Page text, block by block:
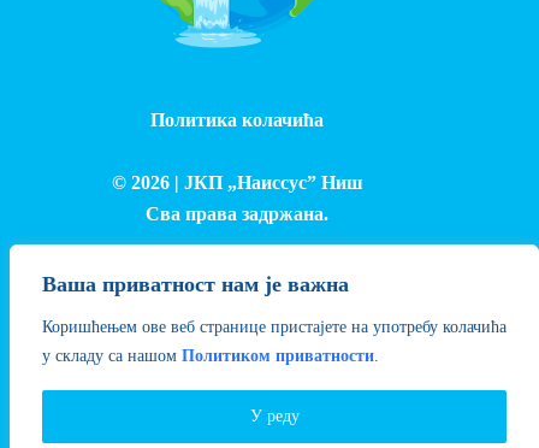
Ваша приватност нам је важна
Коришћењем ове веб странице пристајете на употребу колачића
у складу са нашом Политиком приватности.
У реду
Политика колачића
© 2026 | ЈКП „Наиссус” Ниш
Сва права задржана.
Израда и одржавање сајта - Лука Петровић